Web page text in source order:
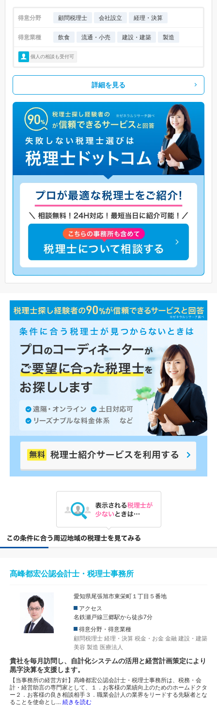
得意分野 顧問税理士 会社設立 経理・決算
得意業種 飲食 流通・小売 建設・建築 製造
個人の相談も受付可
詳細を見る
髙峰都宏公認会計士・税理士事務所
愛知県尾張旭市東栄町１丁目５番地
アクセス
名鉄瀬戸線三郷駅から徒歩7分
得意分野・得意業種
顧問税理士 経理・決算 税金・お金 金融 建設・建築
美容 製造 医療法人
貴社を毎月訪問し、自計化システムの活用と経営計画策定により
黒字決算を支援します。
【当事務所の経営方針】髙峰都宏公認会計士・税理士事務所は、税務・会
計・経営助言の専門家として、１．お客様の業績向上のためのホームドクタ
ー２．お客様の良き相談相手３．職業会計人の業界をリードする先駆者とな
ることを使命とし… 続きを読む